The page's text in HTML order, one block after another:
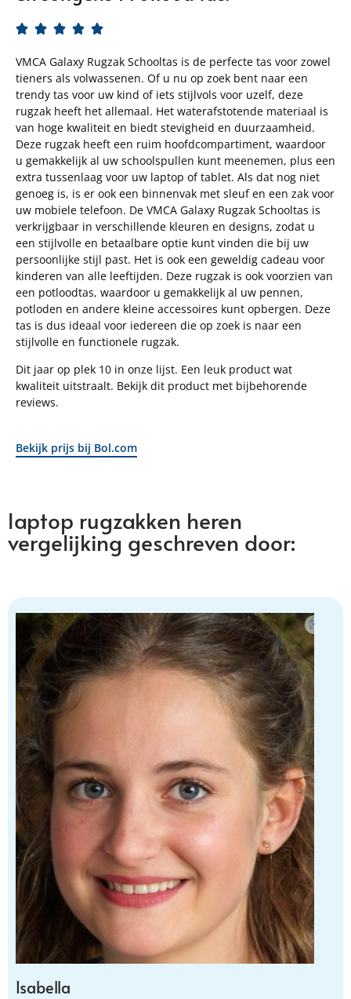
    
VMCA Galaxy Rugzak Schooltas is de perfecte tas voor zowel
tieners als volwassenen. Of u nu op zoek bent naar een
trendy tas voor uw kind of iets stijlvols voor uzelf, deze
rugzak heeft het allemaal. Het waterafstotende materiaal is
van hoge kwaliteit en biedt stevigheid en duurzaamheid.
Deze rugzak heeft een ruim hoofdcompartiment, waardoor
u gemakkelijk al uw schoolspullen kunt meenemen, plus een
extra tussenlaag voor uw laptop of tablet. Als dat nog niet
genoeg is, is er ook een binnenvak met sleuf en een zak voor
uw mobiele telefoon. De VMCA Galaxy Rugzak Schooltas is
verkrijgbaar in verschillende kleuren en designs, zodat u
een stijlvolle en betaalbare optie kunt vinden die bij uw
persoonlijke stijl past. Het is ook een geweldig cadeau voor
kinderen van alle leeftijden. Deze rugzak is ook voorzien van
een potloodtas, waardoor u gemakkelijk al uw pennen,
potloden en andere kleine accessoires kunt opbergen. Deze
tas is dus ideaal voor iedereen die op zoek is naar een
stijlvolle en functionele rugzak.
Dit jaar op plek 10 in onze lijst. Een leuk product wat
kwaliteit uitstraalt. Bekijk dit product met bijbehorende
reviews.
Bekijk prijs bij Bol.com
laptop rugzakken heren
vergelijking geschreven door:
Isabella